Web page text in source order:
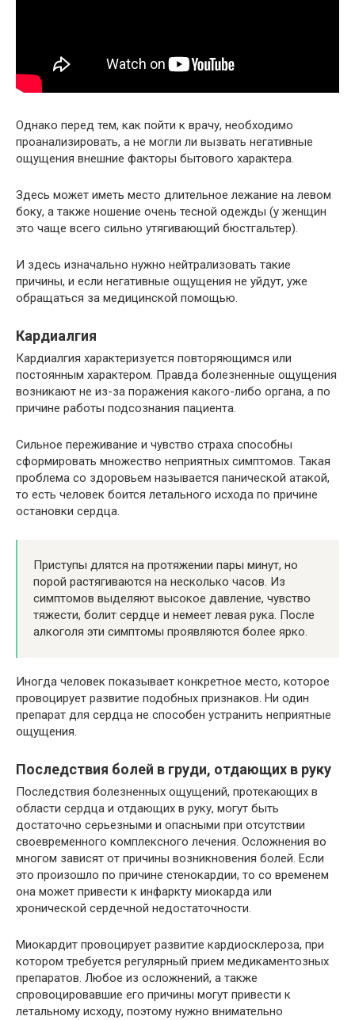
Однако перед тем, как пойти к врачу, необходимо
проанализировать, а не могли ли вызвать негативные
ощущения внешние факторы бытового характера.
Здесь может иметь место длительное лежание на левом
боку, а также ношение очень тесной одежды (у женщин
это чаще всего сильно утягивающий бюстгальтер).
И здесь изначально нужно нейтрализовать такие
причины, и если негативные ощущения не уйдут, уже
обращаться за медицинской помощью.
Кардиалгия
Кардиалгия характеризуется повторяющимся или
постоянным характером. Правда болезненные ощущения
возникают не из-за поражения какого-либо органа, а по
причине работы подсознания пациента.
Сильное переживание и чувство страха способны
сформировать множество неприятных симптомов. Такая
проблема со здоровьем называется панической атакой,
то есть человек боится летального исхода по причине
остановки сердца.
Приступы длятся на протяжении пары минут, но
порой растягиваются на несколько часов. Из
симптомов выделяют высокое давление, чувство
тяжести, болит сердце и немеет левая рука. После
алкоголя эти симптомы проявляются более ярко.
Иногда человек показывает конкретное место, которое
провоцирует развитие подобных признаков. Ни один
препарат для сердца не способен устранить неприятные
ощущения.
Последствия болей в груди, отдающих в руку
Последствия болезненных ощущений, протекающих в
области сердца и отдающих в руку, могут быть
достаточно серьезными и опасными при отсутствии
своевременного комплексного лечения. Осложнения во
многом зависят от причины возникновения болей. Если
это произошло по причине стенокардии, то со временем
она может привести к инфаркту миокарда или
хронической сердечной недостаточности.
Миокардит провоцирует развитие кардиосклероза, при
котором требуется регулярный прием медикаментозных
препаратов. Любое из осложнений, а также
спровоцировавшие его причины могут привести к
летальному исходу, поэтому нужно внимательно